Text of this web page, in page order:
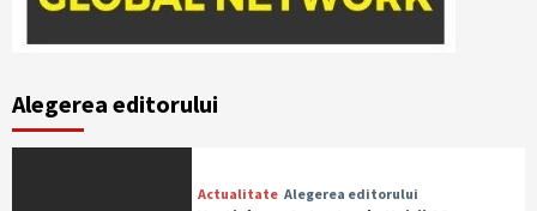
Alegerea editorului
Actualitate Alegerea editorului